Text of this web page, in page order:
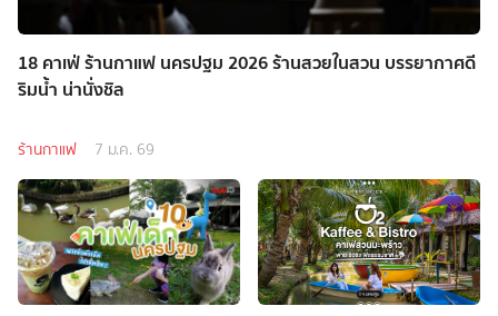
18 คาเฟ่ ร้านกาแฟ นครปฐม 2026 ร้านสวยในสวน บรรยากาศดี
ริมน้ำ น่านั่งชิล
ร้านกาแฟ 7 ม.ค. 69